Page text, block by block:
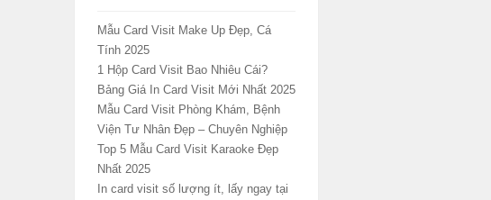
Mẫu Card Visit Make Up Đẹp, Cá
Tính 2025
1 Hộp Card Visit Bao Nhiêu Cái?
Bảng Giá In Card Visit Mới Nhất 2025
Mẫu Card Visit Phòng Khám, Bệnh
Viện Tư Nhân Đẹp – Chuyên Nghiệp
Top 5 Mẫu Card Visit Karaoke Đẹp
Nhất 2025
In card visit số lượng ít, lấy ngay tại